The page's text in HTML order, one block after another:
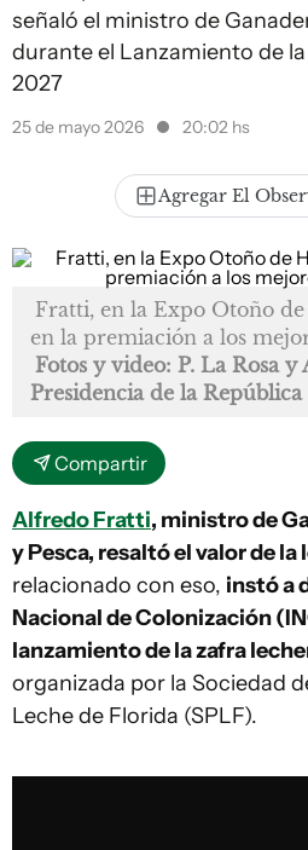
señaló el ministro de
durante el Lanzamiento de
2027
25 de mayo 2026 20:02 hs
Agregar El
Fratti, en la Expo Otoño
en la premiación a los
Fotos y video: P. La Rosa y
Presidencia de la República
Compartir
Alfredo Fratti, ministro de
y Pesca, resaltó el valor de
relacionado con eso, instó a
Nacional de Colonización
lanzamiento de la zafra
organizada por la Sociedad
Leche de Florida (SPLF).